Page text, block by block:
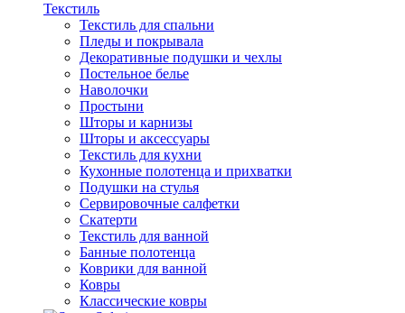
Текстиль
Текстиль для спальни
Пледы и покрывала
Декоративные подушки и чехлы
Постельное белье
Наволочки
Простыни
Шторы и карнизы
Шторы и аксессуары
Текстиль для кухни
Кухонные полотенца и прихватки
Подушки на стулья
Сервировочные салфетки
Скатерти
Текстиль для ванной
Банные полотенца
Коврики для ванной
Ковры
Классические ковры